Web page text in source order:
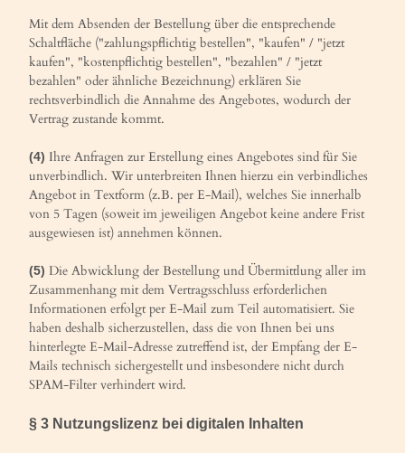
Mit dem Absenden der Bestellung über die entsprechende
Schaltfläche ("zahlungspflichtig bestellen", "kaufen" / "jetzt
kaufen", "kostenpflichtig bestellen", "bezahlen" / "jetzt
bezahlen" oder ähnliche Bezeichnung) erklären Sie
rechtsverbindlich die Annahme des Angebotes, wodurch der
Vertrag zustande kommt.
(4) Ihre Anfragen zur Erstellung eines Angebotes sind für Sie
unverbindlich. Wir unterbreiten Ihnen hierzu ein verbindliches
Angebot in Textform (z.B. per E-Mail), welches Sie innerhalb
von 5 Tagen (soweit im jeweiligen Angebot keine andere Frist
ausgewiesen ist) annehmen können.
(5) Die Abwicklung der Bestellung und Übermittlung aller im
Zusammenhang mit dem Vertragsschluss erforderlichen
Informationen erfolgt per E-Mail zum Teil automatisiert. Sie
haben deshalb sicherzustellen, dass die von Ihnen bei uns
hinterlegte E-Mail-Adresse zutreffend ist, der Empfang der E-
Mails technisch sichergestellt und insbesondere nicht durch
SPAM-Filter verhindert wird.
§ 3 Nutzungslizenz bei digitalen Inhalten